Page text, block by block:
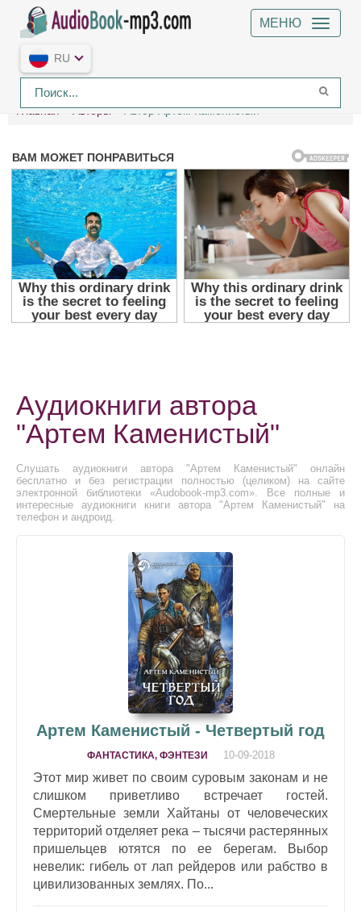
МЕНЮ
RU
Главная Авторы Автор Артем Каменистый
Аудиокниги автора
"Артем Каменистый"
Слушать аудиокниги автора "Артем Каменистый" онлайн
бесплатно и без регистрации полностью (целиком) на сайте
электронной библиотеки «Audobook-mp3.com». Все полные и
интересные аудиокниги книги автора "Артем Каменистый" на
телефон и андроид.
Артем Каменистый - Четвертый год
ФАНТАСТИКА, ФЭНТЕЗИ 10-09-2018
Этот мир живет по своим суровым законам и не
слишком приветливо встречает гостей.
Смертельные земли Хайтаны от человеческих
территорий отделяет река – тысячи растерянных
пришельцев ютятся по ее берегам. Выбор
невелик: гибель от лап рейдеров или рабство в
цивилизованных землях. По...